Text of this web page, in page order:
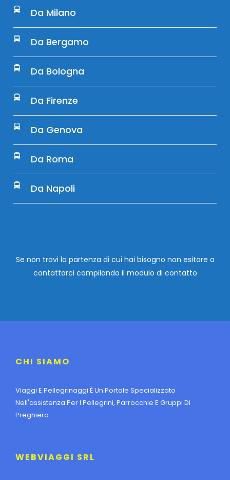
Da Milano
Da Bergamo
Da Bologna
Da Firenze
Da Genova
Da Roma
Da Napoli
Se non trovi la partenza di cui hai bisogno non esitare a
contattarci compilando il modulo di contatto
CHI SIAMO
Viaggi E Pellegrinaggi È Un Portale Specializzato
Nell'assistenza Per I Pellegrini, Parrocchie E Gruppi Di
Preghiera.
WEBVIAGGI SRL